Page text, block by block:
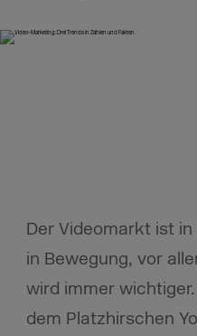
Der Videomarkt ist
in Bewegung, vor
wird immer
dem Platzhirschen